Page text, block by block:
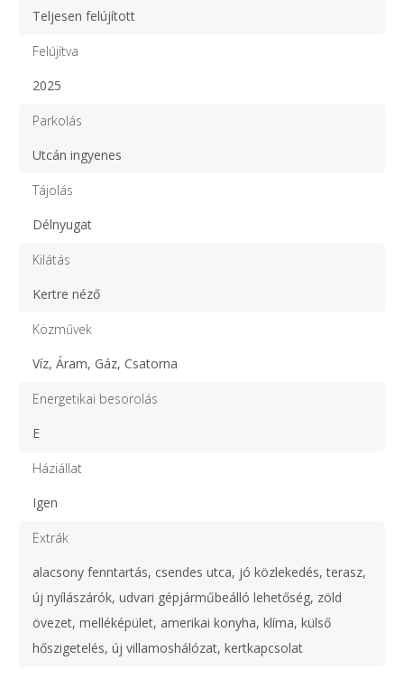
Teljesen felújított
Felújítva
2025
Parkolás
Utcán ingyenes
Tájolás
Délnyugat
Kilátás
Kertre néző
Közművek
Víz, Áram, Gáz, Csatorna
Energetikai besorolás
E
Háziállat
Igen
Extrák
alacsony fenntartás, csendes utca, jó közlekedés, terasz,
új nyílászárók, udvari gépjárműbeálló lehetőség, zöld
övezet, melléképület, amerikai konyha, klíma, külső
hőszigetelés, új villamoshálózat, kertkapcsolat